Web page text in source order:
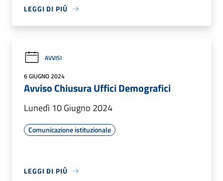
LEGGI DI PIÙ
AVVISI
6 GIUGNO 2024
Avviso Chiusura Uffici Demografici
Lunedì 10 Giugno 2024
Comunicazione istituzionale
LEGGI DI PIÙ